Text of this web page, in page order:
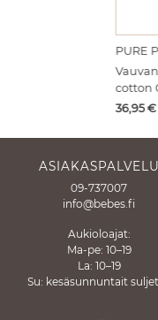
PURE
cotton
Hinta
36,95€
ASIAKASPALVELU
09-737007
info@bebes.fi
Aukioloajat:
Ma-pe: 10–19
La: 10–19
Su: kesäsunnuntait